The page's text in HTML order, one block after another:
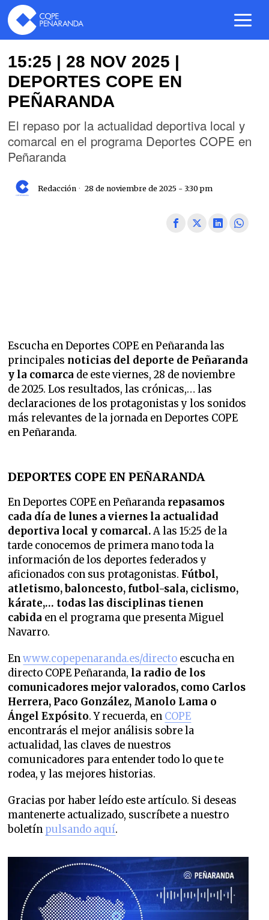
15:25 | 28 NOV 2025 |
DEPORTES COPE EN
PEÑARANDA
El repaso por la actualidad deportiva local y
comarcal en el programa Deportes COPE en
Peñaranda
Redacción 28 de noviembre de 2025 - 3:30 pm
Escucha en Deportes COPE en Peñaranda las
principales noticias del deporte de Peñaranda
y la comarca de este viernes, 28 de noviembre
de 2025. Los resultados, las crónicas,… las
declaraciones de los protagonistas y los sonidos
más relevantes de la jornada en Deportes COPE
en Peñaranda.
DEPORTES COPE EN PEÑARANDA
En Deportes COPE en Peñaranda repasamos
cada día de lunes a viernes la actualidad
deportiva local y comarcal.A las 15:25 de la
tarde conocemos de primera mano toda la
información de los deportes federados y
aficionados con sus protagonistas. Fútbol,
atletismo, baloncesto, futbol-sala, ciclismo,
kárate,… todas las disciplinas tienen
cabida en el programa que presenta Miguel
Navarro.
Enwww.copepenaranda.es/directo escucha en
directo COPE Peñaranda, la radio de los
comunicadores mejor valorados, como Carlos
Herrera, Paco González, Manolo Lama o
Ángel Expósito. Y recuerda, en COPE
encontrarás el mejor análisis sobre la
actualidad, las claves de nuestros
comunicadores para entender todo lo que te
rodea, y las mejores historias.
Gracias por haber leído este artículo. Si deseas
mantenerte actualizado, suscríbete a nuestro
boletín pulsando aquí.